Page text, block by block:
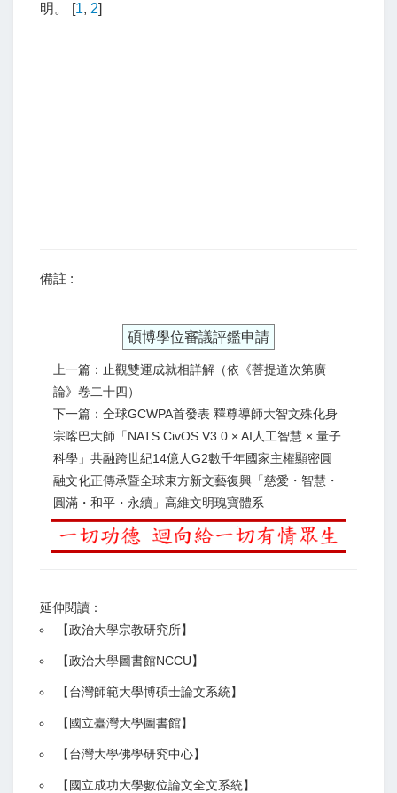
明。 [1, 2]
備註 :
碩博學位審議評鑑申請
上一篇：止觀雙運成就相詳解（依《菩提道次第廣
論》卷二十四）
下一篇：全球GCWPA首發表 釋尊導師大智文殊化身
宗喀巴大師「NATS CivOS V3.0 × AI人工智慧 × 量子
科學」共融跨世紀14億人G2數千年國家主權顯密圓
融文化正傳承暨全球東方新文藝復興「慈愛・智慧・
圓滿・和平・永續」高維文明瑰寶體系
延伸閱讀：
【政治大學宗教研究所】
【政治大學圖書館NCCU】
【台灣師範大學博碩士論文系統】
【 國立臺灣大學圖書館】
【台灣大學佛學研究中心】
【 國立成功大學數位論文全文系統】